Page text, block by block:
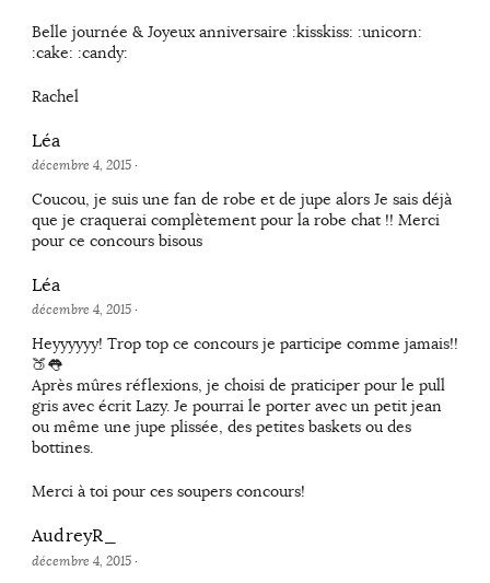
Belle journée & Joyeux anniversaire :kisskiss: :unicorn:
:cake: :candy:
Rachel
Léa
décembre 4, 2015·
Coucou, je suis une fan de robe et de jupe alors Je sais déjà
que je craquerai complètement pour la robe chat !! Merci
pour ce concours bisous
Léa
décembre 4, 2015·
Heyyyyyy! Trop top ce concours je participe comme jamais!!
🍑👅
Après mûres réflexions, je choisi de praticiper pour le pull
gris avec écrit Lazy. Je pourrai le porter avec un petit jean
ou même une jupe plissée, des petites baskets ou des
bottines.
Merci à toi pour ces soupers concours!
AudreyR_
décembre 4, 2015·